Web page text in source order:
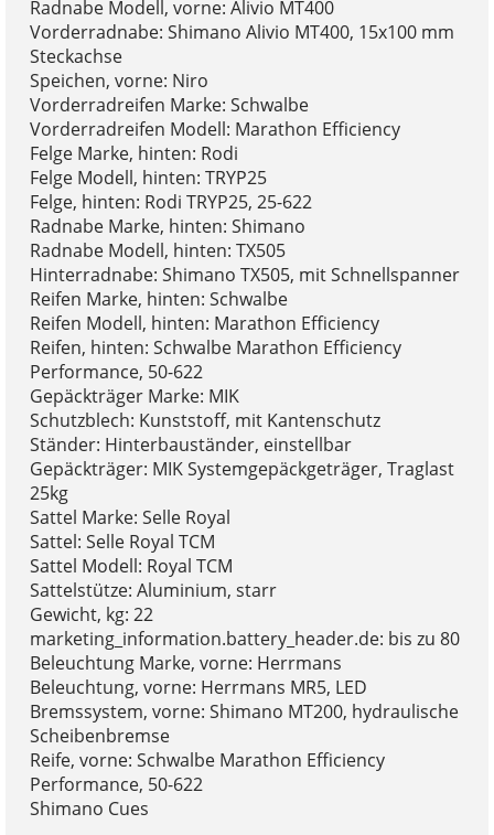
Radnabe Modell, vorne: Alivio MT400
Vorderradnabe: Shimano Alivio MT400, 15x100 mm
Steckachse
Speichen, vorne: Niro
Vorderradreifen Marke: Schwalbe
Vorderradreifen Modell: Marathon Efficiency
Felge Marke, hinten: Rodi
Felge Modell, hinten: TRYP25
Felge, hinten: Rodi TRYP25, 25-622
Radnabe Marke, hinten: Shimano
Radnabe Modell, hinten: TX505
Hinterradnabe: Shimano TX505, mit Schnellspanner
Reifen Marke, hinten: Schwalbe
Reifen Modell, hinten: Marathon Efficiency
Reifen, hinten: Schwalbe Marathon Efficiency
Performance, 50-622
Gepäckträger Marke: MIK
Schutzblech: Kunststoff, mit Kantenschutz
Ständer: Hinterbauständer, einstellbar
Gepäckträger: MIK Systemgepäckgeträger, Traglast
25kg
Sattel Marke: Selle Royal
Sattel: Selle Royal TCM
Sattel Modell: Royal TCM
Sattelstütze: Aluminium, starr
Gewicht, kg: 22
marketing_information.battery_header.de: bis zu 80
Beleuchtung Marke, vorne: Herrmans
Beleuchtung, vorne: Herrmans MR5, LED
Bremssystem, vorne: Shimano MT200, hydraulische
Scheibenbremse
Reife, vorne: Schwalbe Marathon Efficiency
Performance, 50-622
Shimano Cues